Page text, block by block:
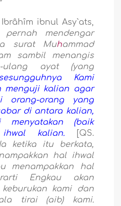
ibnul Asy`ats,
pernah mendengar
surat Muhammad
sambil menangis
ulang ayat (yang
Kami
menguji kalian agar
orang-orang yang
di antara kalian,
(baik
ihwal kalian.
[QS.
ketika itu berkata,
hal ihwal
menampakkan hal
Engkau akan
kami dan
tirai (aib) kami.